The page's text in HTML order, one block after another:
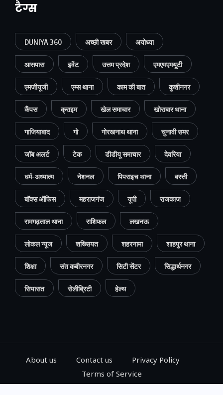
टैग्स
DUNIYA 360 अच्छी खबर अयोध्या
आसपास इवेंट उत्तम प्रदेश एमएमएमयूटी
एमजीयूजी एम्स थाना काम की बात कुशीनगर
कैंपस क्राइम खेल समाचार खोराबार थाना
गाजियाबाद गो गोरखनाथ थाना चुनावी समर
जॉब अलर्ट टेक डीडीयू समाचार देवरिया
धर्म-अध्यात्म नेशनल पिपराइच थाना बस्ती
बॉक्स ऑफिस महराजगंज यूपी राजकाज
रामगढ़ताल थाना राशिफल लखनऊ
लोकल न्यूज शख्सियत शहरनामा शाहपुर थाना
शिक्षा संत कबीरनगर सिटी सेंटर सिद्धार्थनगर
सियासत सेलीब्रिटी हेल्थ
About us Contact us
Privacy Policy
Terms of Service